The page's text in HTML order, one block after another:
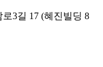
3길 17 (혜진빌딩 8